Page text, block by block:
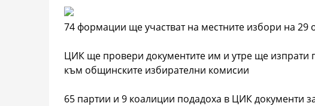
74 формации ще участват на местните избори на 29
ЦИК ще провери документите им и утре ще изпрати
към общинските избирателни комисии
65 партии и 9 коалиции подадоха в ЦИК документи